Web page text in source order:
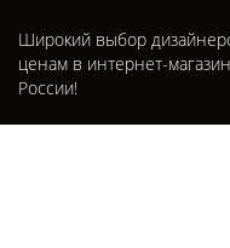
Широкий выбор
ценам в интернет-
России!